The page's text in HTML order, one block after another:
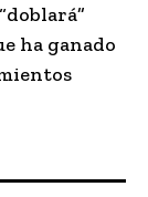
ha ganado